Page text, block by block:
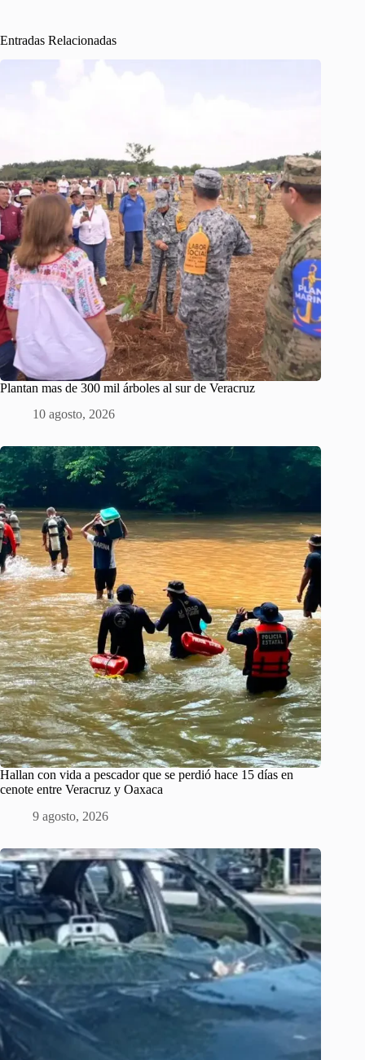
Entradas Relacionadas
Plantan mas de 300 mil árboles al sur de Veracruz
10 agosto, 2026
Hallan con vida a pescador que se perdió hace 15 días en
cenote entre Veracruz y Oaxaca
9 agosto, 2026